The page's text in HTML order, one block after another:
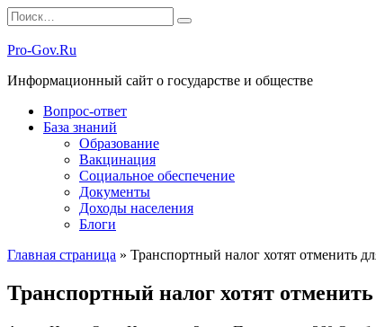
Перейти
к
содержанию
Search
for:
Pro-Gov.Ru
Информационный сайт о государстве и обществе
Вопрос-ответ
База знаний
Образование
Вакцинация
Социальное обеспечение
Документы
Доходы населения
Блоги
Главная страница » Транспортный налог хотят отменить
Транспортный налог хотят